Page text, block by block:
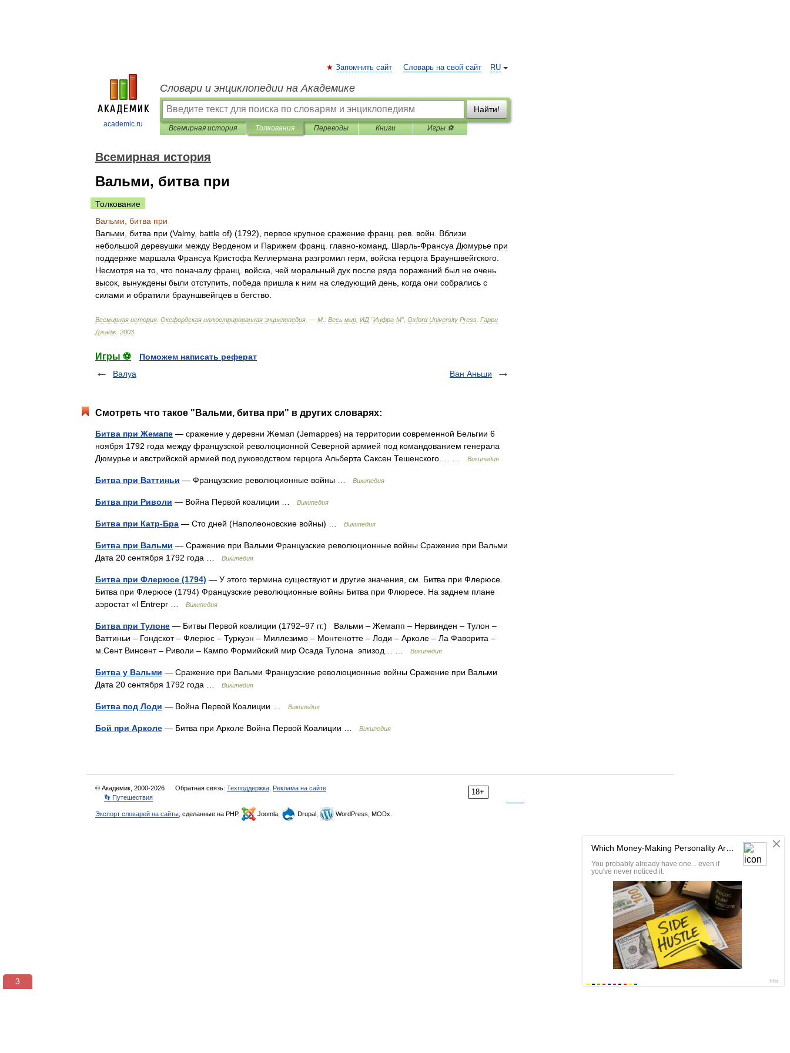
academic.ru
RU
Запомнить сайт Словарь на свой сайт
Словари и энциклопедии на Академике
Найти!
Всемирная история Толкования Переводы Книги Игры ⚽
Всемирная история
Вальми, битва при
Толкование
Вальми битва при
Вальми битва при (Valmy, battle of) (1792), первое крупное сражение франц рев войн
Вблизи
небольшой деревушки между Верденом и Парижем франц главно-команд Шарль-Франсуа Дюмурье при
поддержке маршала Франсуа Кристофа Келлермана разгромил герм войска герцога Брауншвейгского
Несмотря на то что поначалу франц войска чей моральный дух после ряда поражений был не очень
высок вынуждены были отступить победа пришла к ним на следующий день когда они собрались с
силами и обратили брауншвейгцев в бегство
Всемирная история Оксфордская иллюстрированная энциклопедия . — М : Весь мир ИД "Инфра-М", Oxford University Press Гарри
Джадж 2003
Игры ⚽
Поможем написать реферат
Валуа
Ван Аньши
Смотреть что такое "Вальми, битва при" в других словарях:
Битва при Жемапе — сражение у деревни Жемап (Jemappes) на территории современной Бельгии 6
ноября 1792 года между французской революционной Северной армией под командованием генерала
Дюмурье и австрийской армией под руководством герцога Альберта Саксен Тешенского.… …
Википедия
Битва при Ваттиньи — Французские революционные войны … Википедия
Битва при Риволи — Война Первой коалиции … Википедия
Битва при Катр-Бра — Сто дней (Наполеоновские войны) … Википедия
Битва при Вальми — Сражение при Вальми Французские революционные войны Сражение при Вальми
Дата 20 сентября 1792 года …
Википедия
Битва при Флерюсе (1794) — У этого термина существуют и другие значения, см. Битва при Флерюсе.
Битва при Флерюсе (1794) Французские революционные войны Битва при Флюресе. На заднем плане
аэростат «l Entrepr …
Википедия
Битва при Тулоне — Битвы Первой коалиции (1792–97 гг.) Вальми – Жемапп – Нервинден – Тулон –
Ваттиньи – Гондскот – Флерюс – Туркуэн – Миллезимо – Монтенотте – Лоди – Арколе – Ла Фаворита –
м.Сент Винсент – Риволи – Кампо Формийский мир Осада Тулона эпизод… …
Википедия
Битва у Вальми — Сражение при Вальми Французские революционные войны Сражение при Вальми
Дата 20 сентября 1792 года …
Википедия
Битва под Лоди — Война Первой Коалиции … Википедия
Бой при Арколе — Битва при Арколе Война Первой Коалиции … Википедия
18+
© Академик, 2000-2026 Обратная связь: Техподдержка Реклама на сайте
👣 Путешествия
Экспорт словарей на сайты , сделанные на PHP, Joomla, Drupal, WordPress, MODx.
3